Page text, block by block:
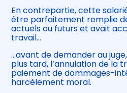
En contrepartie, cette
être parfaitement remplie
actuels ou futurs et avait
travail…
…avant de demander au
plus tard, l’annulation de la
paiement de dommages-
harcèlement moral.